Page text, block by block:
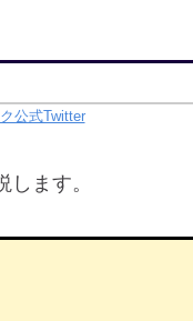
公式Twitter
ます。